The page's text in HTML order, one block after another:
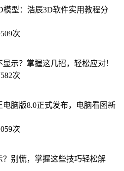
模型：浩辰3D软件实用教程分
次
示？掌握这几招，轻松应对！
次
脑版8.0正式发布，电脑看图新
次
别慌，掌握这些技巧轻松解